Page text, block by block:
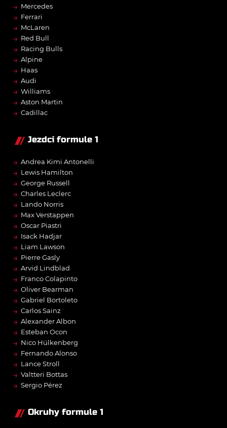
→ Mercedes
→ Ferrari
→ McLaren
→ Red Bull
→ Racing Bulls
→ Alpine
→ Haas
→ Audi
→ Williams
→ Aston Martin
→ Cadillac
Jezdci formule 1
→ Andrea Kimi Antonelli
→ Lewis Hamilton
→ George Russell
→ Charles Leclerc
→ Lando Norris
→ Max Verstappen
→ Oscar Piastri
→ Isack Hadjar
→ Liam Lawson
→ Pierre Gasly
→ Arvid Lindblad
→ Franco Colapinto
→ Oliver Bearman
→ Gabriel Bortoleto
→ Carlos Sainz
→ Alexander Albon
→ Esteban Ocon
→ Nico Hülkenberg
→ Fernando Alonso
→ Lance Stroll
→ Valtteri Bottas
→ Sergio Pérez
Okruhy formule 1